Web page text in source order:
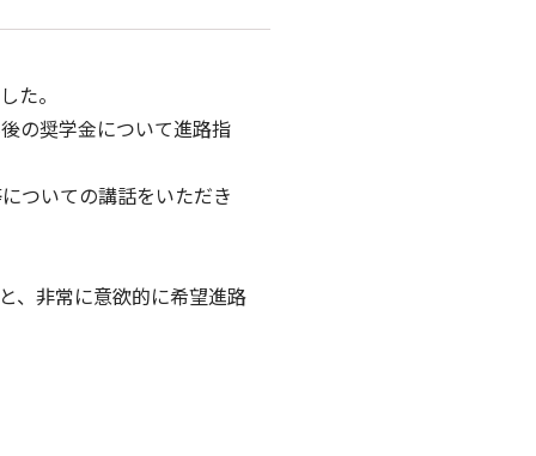
た。
の奨学金について進路指
ついての講話をいただき
、非常に意欲的に希望進路